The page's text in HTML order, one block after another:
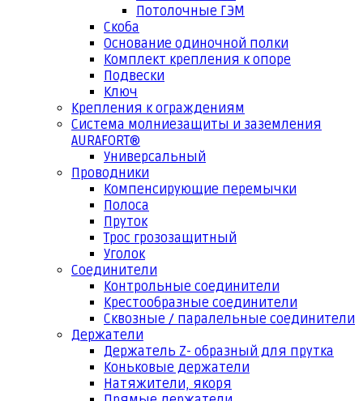
Потолочные ГЭМ
Скоба
Основание одиночной полки
Комплект крепления к опоре
Подвески
Ключ
Крепления к ограждениям
Система молниезащиты и заземления
AURAFORT®
Универсальный
Проводники
Компенсирующие перемычки
Полоса
Пруток
Трос грозозащитный
Уголок
Соединители
Контрольные соединители
Крестообразные соединители
Сквозные / паралельные соединители
Держатели
Держатель Z- образный для прутка
Коньковые держатели
Натяжители, якоря